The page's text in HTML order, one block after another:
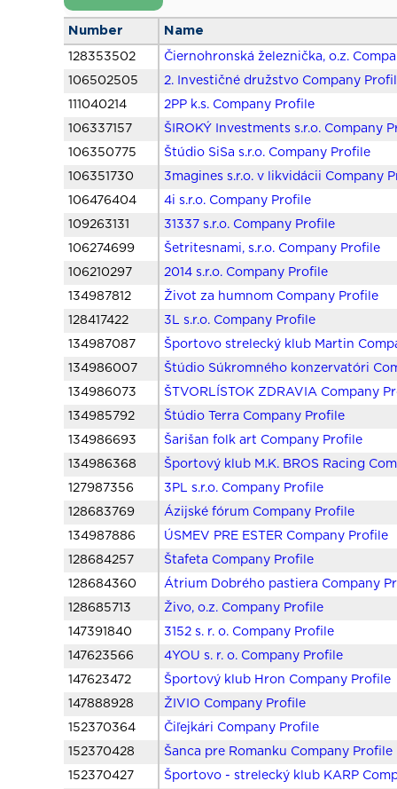
Number Name
128353502
Čiernohronská železnička, o.z.
106502505
2. Investičné družstvo Company
111040214
2PP k.s. Company Profile
106337157
ŠIROKÝ Investments s.r.o. Company
106350775
Štúdio SiSa s.r.o. Company Profile
106351730
3magines s.r.o. v likvidácii Company
106476404
4i s.r.o. Company Profile
109263131
31337 s.r.o. Company Profile
106274699
Šetritesnami, s.r.o. Company Profile
106210297
2014 s.r.o. Company Profile
134987812
Život za humnom Company Profile
128417422
3L s.r.o. Company Profile
134987087
Športovo strelecký klub Martin
134986007
Štúdio Súkromného konzervatóri
134986073
ŠTVORLÍSTOK ZDRAVIA Company
134985792
Štúdio Terra Company Profile
134986693
Šarišan folk art Company Profile
134986368
Športový klub M.K. BROS Racing
127987356
3PL s.r.o. Company Profile
128683769
Ázijské fórum Company Profile
134987886
ÚSMEV PRE ESTER Company Profile
128684257
Štafeta Company Profile
128684360
Átrium Dobrého pastiera Company
128685713
Živo, o.z. Company Profile
147391840
3152 s. r. o. Company Profile
147623566
4YOU s. r. o. Company Profile
147623472
Športový klub Hron Company Profile
147888928
ŽIVIO Company Profile
152370364
Čiľejkári Company Profile
152370428
Šanca pre Romanku Company Profile
152370427
Športovo - strelecký klub KARP